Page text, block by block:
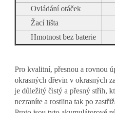
Ovládání otáček
Žací lišta
Hmotnost bez baterie
Pro kvalitní, přesnou a rovnou
okrasných dřevin v okrasných
je důležitý čistý a přesný střih,
nezraníte a rostlina tak po